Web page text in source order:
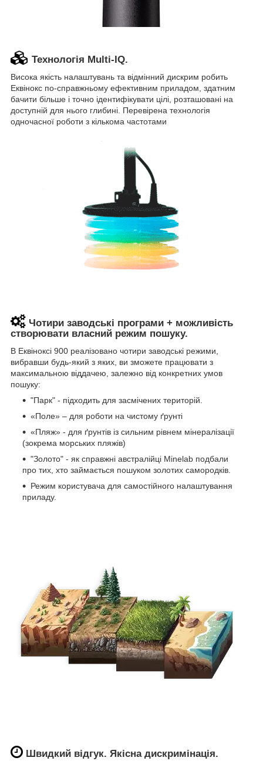
Технологія Multi-IQ.
Висока якість налаштувань та відмінний дискрим робить
Еквінокс по-справжньому ефективним приладом, здатним
бачити більше і точно ідентифікувати цілі, розташовані на
доступній для нього глибині. Перевірена технологія
одночасної роботи з кількома частотами
Чотири заводські програми + можливість
створювати власний режим пошуку.
В Еквіноксі 900 реалізовано чотири заводські режими,
вибравши будь-який з яких, ви зможете працювати з
максимальною віддачею, залежно від конкретних умов
пошуку:
"Парк" - підходить для засмічених територій.
«Поле» – для роботи на чистому ґрунті
«Пляж» - для ґрунтів із сильним рівнем мінералізації
(зокрема морських пляжів)
"Золото" - як справжні австралійці Minelab подбали
про тих, хто займається пошуком золотих самородків.
Режим користувача для самостійного налаштування
приладу.
Швидкий відгук. Якісна дискримінація.